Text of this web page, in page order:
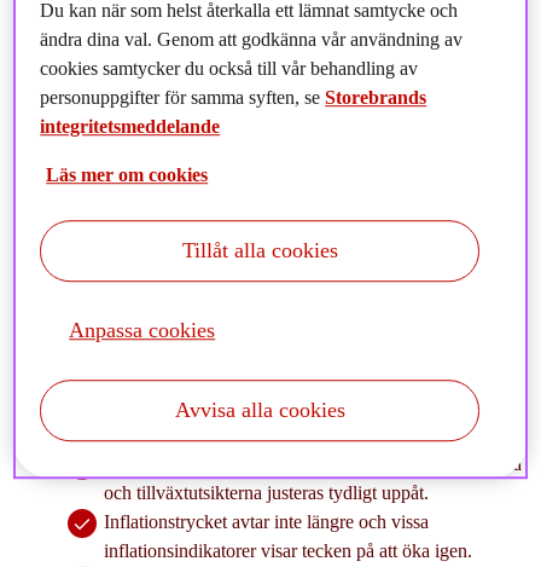
Läs mer om marknadsläget den senaste månaden och
I denna månadsrapport kan du bland annat läsa om:
Den amerikanska ekonomin klarar av räntehöjningarna
och tillväxtutsikterna justeras tydligt uppåt.
Inflationstrycket avtar inte längre och vissa
inflationsindikatorer visar tecken på att öka igen.
Du kan när som helst återkalla ett lämnat samtycke och
ändra dina val. Genom att godkänna vår användning av
cookies samtycker du också till vår behandling av
personuppgifter för samma syften, seStorebrands
integritetsmeddelande
Läs mer om cookies
Anpassa cookies
Avvisa alla cookies
Tillåt alla cookies